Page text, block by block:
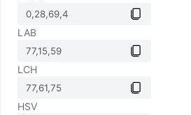
LAB
LCH
HSV